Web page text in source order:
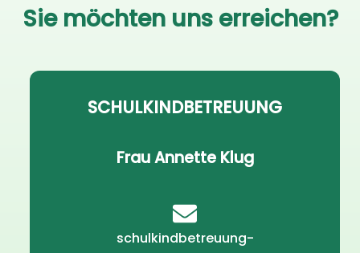
Sie möchten uns erreichen?
SCHULKINDBETREUUNG
Frau Annette Klug
schulkindbetreuung-